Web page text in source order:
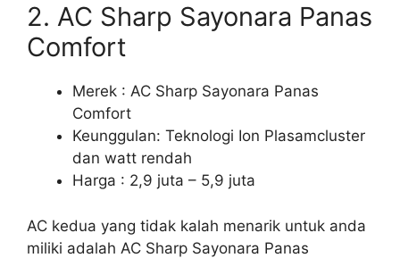
2. AC Sharp Sayonara Panas
Comfort
Merek : AC Sharp Sayonara Panas
Comfort
Keunggulan: Teknologi Ion Plasamcluster
dan watt rendah
Harga : 2,9 juta – 5,9 juta
AC kedua yang tidak kalah menarik untuk anda
miliki adalah AC Sharp Sayonara Panas